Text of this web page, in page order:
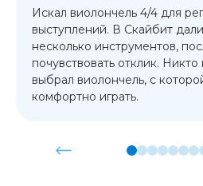
Искал виолончель 4/4 для
выступлений. В Скайбит
несколько инструментов,
почувствовать отклик.
выбрал виолончель, с
комфортно играть.